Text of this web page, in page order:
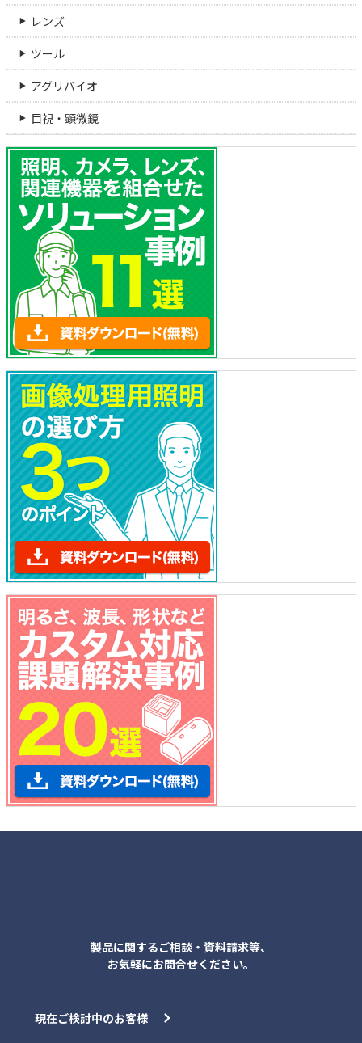
レンズ
ツール
アグリバイオ
目視・顕微鏡
製品に関するご相談・資料請求等、
お気軽にお問合せください。
現在ご検討中のお客様